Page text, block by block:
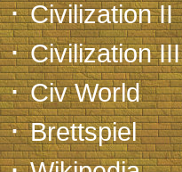
·Civilization II
·Civilization III
·Civ World
·Brettspiel